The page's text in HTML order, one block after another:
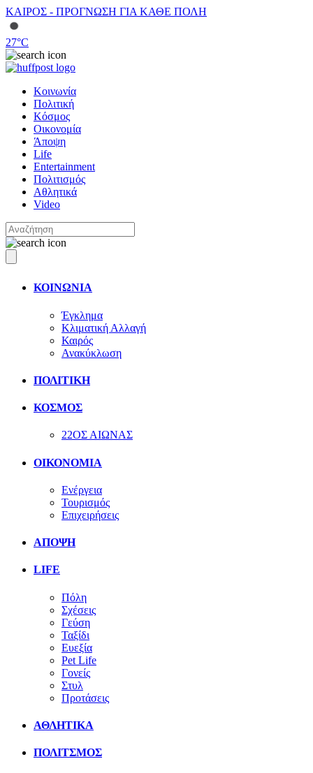
ΚΑΙΡΟΣ - ΠΡΟΓΝΩΣΗ ΓΙΑ ΚΑΘΕ ΠΟΛΗ
27°C
Κοινωνία
Πολιτική
Κόσμος
Οικονομία
Άποψη
Life
Entertainment
Πολιτισμός
Αθλητικά
Video
ΚΟΙΝΩΝΙΑ
Έγκλημα
Κλιματική Αλλαγή
Καιρός
Ανακύκλωση
ΠΟΛΙΤΙΚΗ
ΚΟΣΜΟΣ
22ΟΣ ΑΙΩΝΑΣ
ΟΙΚΟΝΟΜΙΑ
Ενέργεια
Τουρισμός
Επιχειρήσεις
ΑΠΟΨΗ
LIFE
Πόλη
Σχέσεις
Γεύση
Ταξίδι
Ευεξία
Pet Life
Γονείς
Στυλ
Προτάσεις
ΑΘΛΗΤΙΚΑ
ΠΟΛΙΤΣΜΟΣ